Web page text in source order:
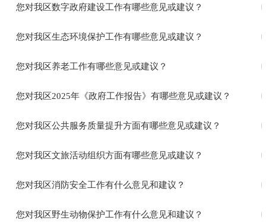
您对我区数字政府建设工作有哪些意见或建议？
您对我区生态环境保护工作有哪些意见或建议？
您对我区养老工作有哪些意见或建议？
您对我区2025年《政府工作报告》有哪些意见或建议？
您对我区公共服务质量提升方面有哪些意见或建议？
您对我区文旅活动组织方面有哪些意见或建议？
您对我区消防安全工作有什么意见和建议？
您对我区野生动物保护工作有什么意见和建议？